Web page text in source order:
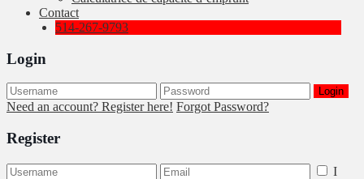
Contact
514-267-9793
Login
Login
Need an account? Register here! Forgot Password?
Register
I